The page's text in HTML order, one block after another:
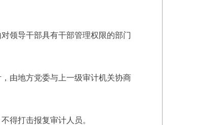
领导干部具有干部管理权限的部门
由地方党委与上一级审计机关协商
打击报复审计人员。